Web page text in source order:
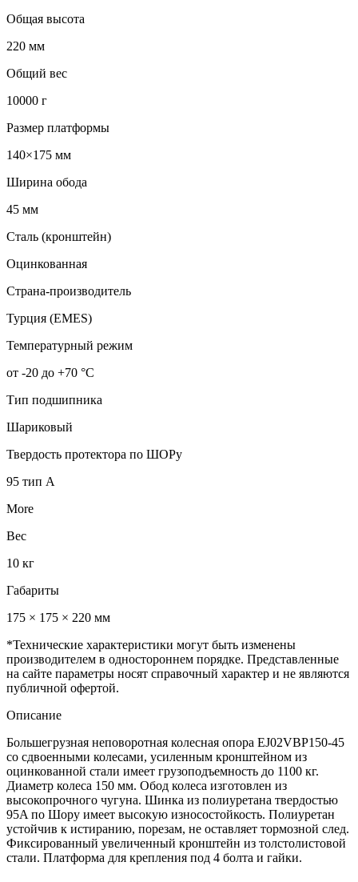
Общая высота
220 мм
Общий вес
10000 г
Размер платформы
140×175 мм
Ширина обода
45 мм
Сталь (кронштейн)
Оцинкованная
Страна-производитель
Турция (EMES)
Температурный режим
от -20 до +70 °С
Тип подшипника
Шариковый
Твердость протектора по ШОРу
95 тип А
More
Вес
10 кг
Габариты
175 × 175 × 220 мм
*Технические характеристики могут быть изменены
производителем в одностороннем порядке. Представленные
на сайте параметры носят справочный характер и не являются
публичной офертой.
Описание
Большегрузная неповоротная колесная опора EJ02VBP150-45
со сдвоенными колесами, усиленным кронштейном из
оцинкованной стали имеет грузоподъемность до 1100 кг.
Диаметр колеса 150 мм. Обод колеса изготовлен из
высокопрочного чугуна. Шинка из полиуретана твердостью
95A по Шору имеет высокую износостойкость. Полиуретан
устойчив к истиранию, порезам, не оставляет тормозной след.
Фиксированный увеличенный кронштейн из толстолистовой
стали. Платформа для крепления под 4 болта и гайки.